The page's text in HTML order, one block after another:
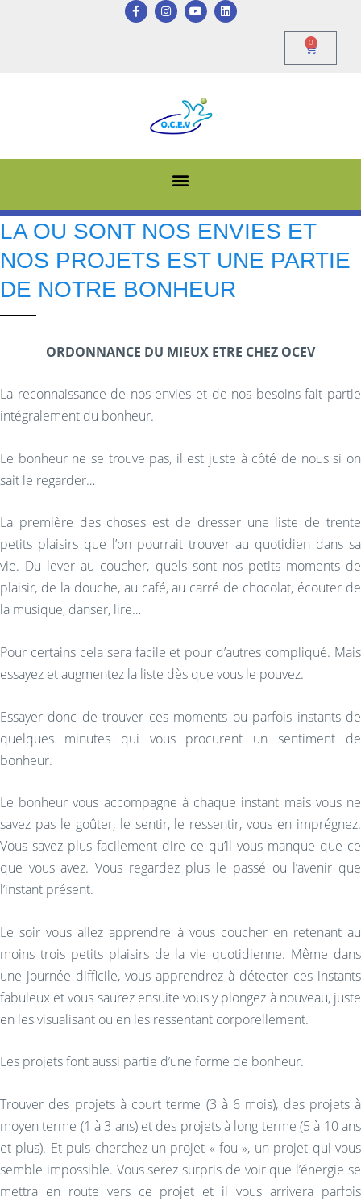
0
LA OU SONT NOS ENVIES ET
NOS PROJETS EST UNE PARTIE
DE NOTRE BONHEUR
ORDONNANCE DU MIEUX ETRE CHEZ OCEV
La reconnaissance de nos envies et de nos besoins fait partie
intégralement du bonheur.
Le bonheur ne se trouve pas, il est juste à côté de nous si on
sait le regarder…
La première des choses est de dresser une liste de trente
petits plaisirs que l’on pourrait trouver au quotidien dans sa
vie. Du lever au coucher, quels sont nos petits moments de
plaisir, de la douche, au café, au carré de chocolat, écouter de
la musique, danser, lire…
Pour certains cela sera facile et pour d’autres compliqué. Mais
essayez et augmentez la liste dès que vous le pouvez.
Essayer donc de trouver ces moments ou parfois instants de
quelques minutes qui vous procurent un sentiment de
bonheur.
Le bonheur vous accompagne à chaque instant mais vous ne
savez pas le goûter, le sentir, le ressentir, vous en imprégnez.
Vous savez plus facilement dire ce qu’il vous manque que ce
que vous avez. Vous regardez plus le passé ou l’avenir que
l’instant présent.
Le soir vous allez apprendre à vous coucher en retenant au
moins trois petits plaisirs de la vie quotidienne. Même dans
une journée difficile, vous apprendrez à détecter ces instants
fabuleux et vous saurez ensuite vous y plongez à nouveau, juste
en les visualisant ou en les ressentant corporellement.
Les projets font aussi partie d’une forme de bonheur.
Trouver des projets à court terme (3 à 6 mois), des projets à
moyen terme (1 à 3 ans) et des projets à long terme (5 à 10 ans
et plus). Et puis cherchez un projet « fou », un projet qui vous
semble impossible. Vous serez surpris de voir que l’énergie se
mettra en route vers ce projet et il vous arrivera parfois